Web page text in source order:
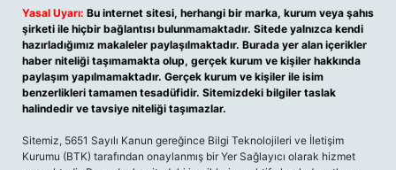
Yasal Uyarı: Bu internet sitesi, herhangi bir marka, kurum veya şahıs
şirketi ile hiçbir bağlantısı bulunmamaktadır. Sitede yalnızca kendi
hazırladığımız makaleler paylaşılmaktadır. Burada yer alan içerikler
haber niteliği taşımamakta olup, gerçek kurum ve kişiler hakkında
paylaşım yapılmamaktadır. Gerçek kurum ve kişiler ile isim
benzerlikleri tamamen tesadüfidir. Sitemizdeki bilgiler taslak
halindedir ve tavsiye niteliği taşımazlar.
Sitemiz, 5651 Sayılı Kanun gereğince Bilgi Teknolojileri ve İletişim
Kurumu (BTK) tarafından onaylanmış bir Yer Sağlayıcı olarak hizmet